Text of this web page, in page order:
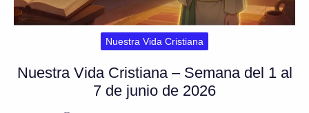
Nuestra Vida Cristiana
Nuestra Vida Cristiana – Semana del 1 al
7 de junio de 2026